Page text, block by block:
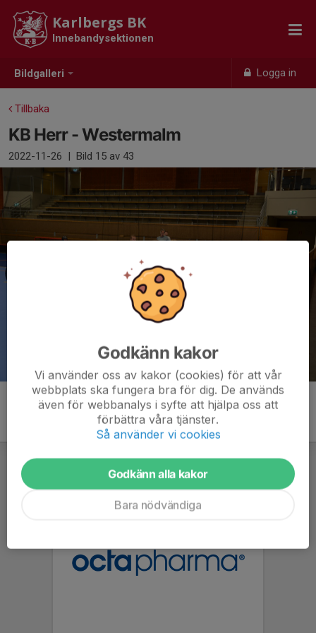
Bildgalleri Logga in
Karlbergs BK
Innebandysektionen
Tillbaka
KB Herr - Westermalm
2022-11-26 | Bild 15 av 43
Godkänn kakor
Vi använder oss av kakor (cookies) för att vår
webbplats ska fungera bra för dig. De används
även för webbanalys i syfte att hjälpa oss att
förbättra våra tjänster.
Så använder vi cookies
Godkänn alla kakor
Bara nödvändiga